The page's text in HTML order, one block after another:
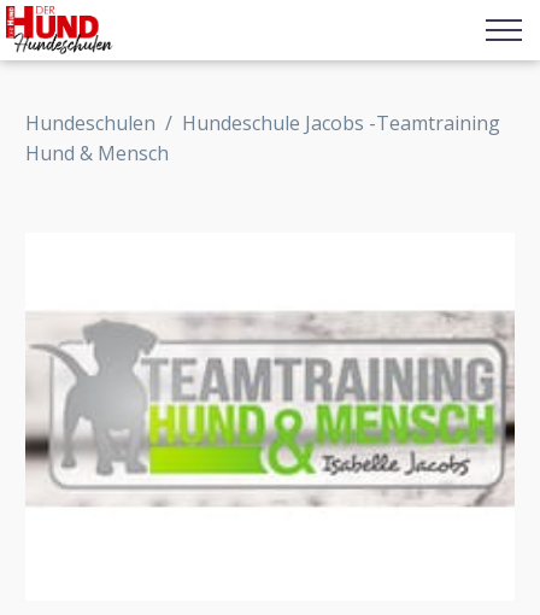
Hundeschulen / Hundeschule Jacobs -Teamtraining
Hund & Mensch